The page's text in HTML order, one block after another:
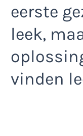
eerste
leek,
vinden